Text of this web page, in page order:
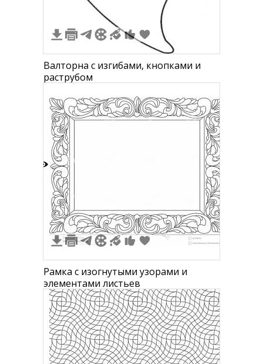
Валторна с изгибами, кнопками и
раструбом
Рамка с изогнутыми узорами и
элементами листьев